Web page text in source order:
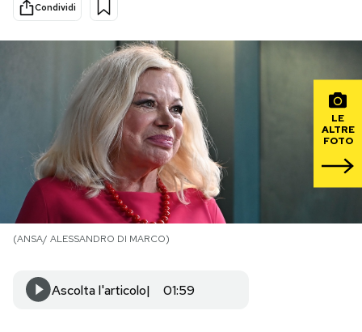
Cultura
Economia
Altrecose
PODCAST
NEWSLETTER
I MIEI PREFERITI
SHOP
Condividi
LE
ALTRE
FOTO
(ANSA/ ALESSANDRO DI MARCO)
Ascolta l'articolo 01:59